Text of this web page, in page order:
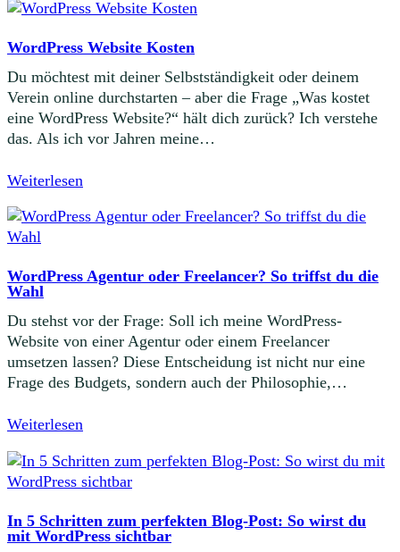
WordPress Website Kosten
Du möchtest mit deiner Selbstständigkeit oder deinem
Verein online durchstarten – aber die Frage „Was kostet
eine WordPress Website?“ hält dich zurück? Ich verstehe
das. Als ich vor Jahren meine…
Weiterlesen
WordPress Agentur oder Freelancer? So triffst du die
Wahl
Du stehst vor der Frage: Soll ich meine WordPress-
Website von einer Agentur oder einem Freelancer
umsetzen lassen? Diese Entscheidung ist nicht nur eine
Frage des Budgets, sondern auch der Philosophie,…
Weiterlesen
In 5 Schritten zum perfekten Blog-Post: So wirst du
mit WordPress sichtbar